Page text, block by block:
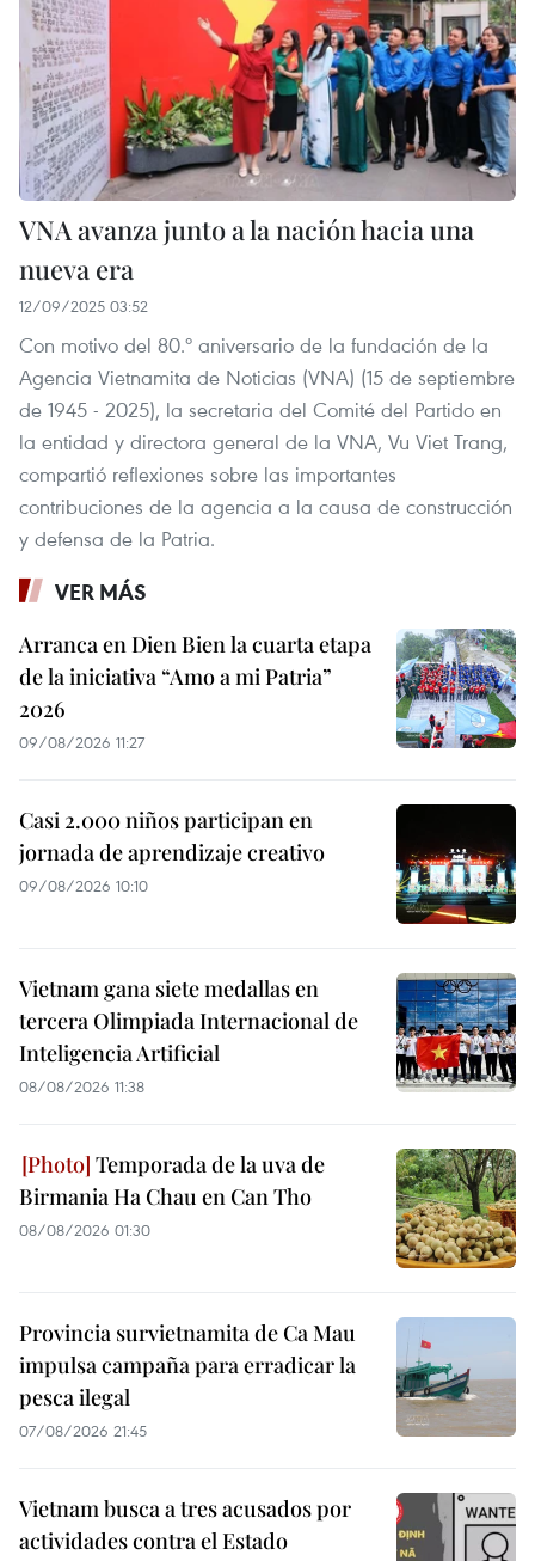
VNA avanza junto a la nación hacia una
nueva era
12/09/2025 03:52
Con motivo del 80.º aniversario de la fundación de la
Agencia Vietnamita de Noticias (VNA) (15 de septiembre
de 1945 - 2025), la secretaria del Comité del Partido en
la entidad y directora general de la VNA, Vu Viet Trang,
compartió reflexiones sobre las importantes
contribuciones de la agencia a la causa de construcción
y defensa de la Patria.
VER MÁS
Arranca en Dien Bien la cuarta etapa
de la iniciativa “Amo a mi Patria”
2026
09/08/2026 11:27
Casi 2.000 niños participan en
jornada de aprendizaje creativo
09/08/2026 10:10
Vietnam gana siete medallas en
tercera Olimpiada Internacional de
Inteligencia Artificial
08/08/2026 11:38
Temporada de la uva de
Birmania Ha Chau en Can Tho
08/08/2026 01:30
Provincia survietnamita de Ca Mau
impulsa campaña para erradicar la
pesca ilegal
07/08/2026 21:45
Vietnam busca a tres acusados por
actividades contra el Estado